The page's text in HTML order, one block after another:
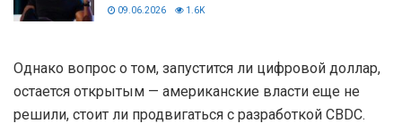
09.06.2026 1.6K
Однако вопрос о том, запустится ли цифровой доллар,
остается открытым — американские власти еще не
решили, стоит ли продвигаться с разработкой CBDC.